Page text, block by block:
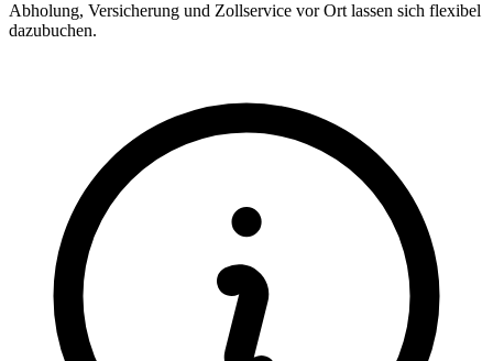
Abholung, Versicherung und Zollservice vor Ort lassen sich flexibel
dazubuchen.